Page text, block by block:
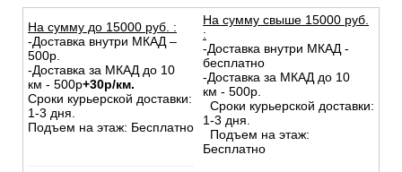
На сумму до 15000 руб. :
-Доставка внутри МКАД –
500р.
-Доставка за МКАД до 10
км - 500р+30р/км.
Сроки курьерской доставки:
1-3 дня.
Подъем на этаж: Бесплатно
На сумму свыше 15000 руб.
:
-Доставка внутри МКАД -
бесплатно
-Доставка за МКАД до 10
км - 500р.
Сроки курьерской доставки:
1-3 дня.
Подъем на этаж:
Бесплатно